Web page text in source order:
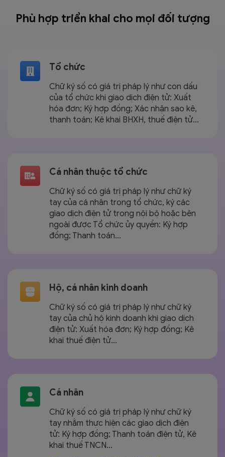
Phù hợp triển khai cho mọi đối tượng
Tổ chức
Chữ ký số có giá trị pháp lý như con dấu
của tổ chức khi giao dịch điện tử: Xuất
hóa đơn; Ký hợp đồng; Xác nhận sao kê,
thanh toán; Kê khai BHXH, thuế điện tử…
Cá nhân thuộc tổ chức
Chữ ký số có giá trị pháp lý như chữ ký
tay của cá nhân trong tổ chức, ký các
giao dịch điện tử trong nội bộ hoặc bên
ngoài được Tổ chức ủy quyền: Ký hợp
đồng; Thanh toán…
Hộ, cá nhân kinh doanh
Chữ ký số có giá trị pháp lý như chữ ký
tay của chủ hộ kinh doanh khi giao dịch
điện tử: Xuất hóa đơn; Ký hợp đồng; Kê
khai thuế điện tử…
Cá nhân
Chữ ký số có giá trị pháp lý như chữ ký
tay nhằm thực hiện các giao dịch điện
tử: Ký hợp đồng; Thanh toán điện tử, Kê
khai thuế TNCN…